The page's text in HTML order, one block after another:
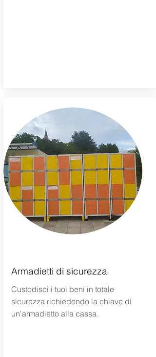
Armadietti di sicurezza
Custodisci i tuoi beni in totale
sicurezza richiedendo la chiave di
un'armadietto alla cassa.